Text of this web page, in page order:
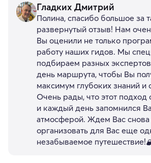
Гладких Дмитрий
Полина, спасибо большое за
развернутый отзыв! Нам
Вы оценили не только
работу наших гидов. Мы
подбираем разных
день маршрута, чтобы Вы
максимум глубоких знаний и
Очень рады, что этот подход
и каждый день запомнился
атмосферой. Ждем Вас
организовать для Вас еще
незабываемое